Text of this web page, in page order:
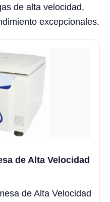
de alta velocidad,
excepcionales.
de Alta Velocidad
de Alta Velocidad